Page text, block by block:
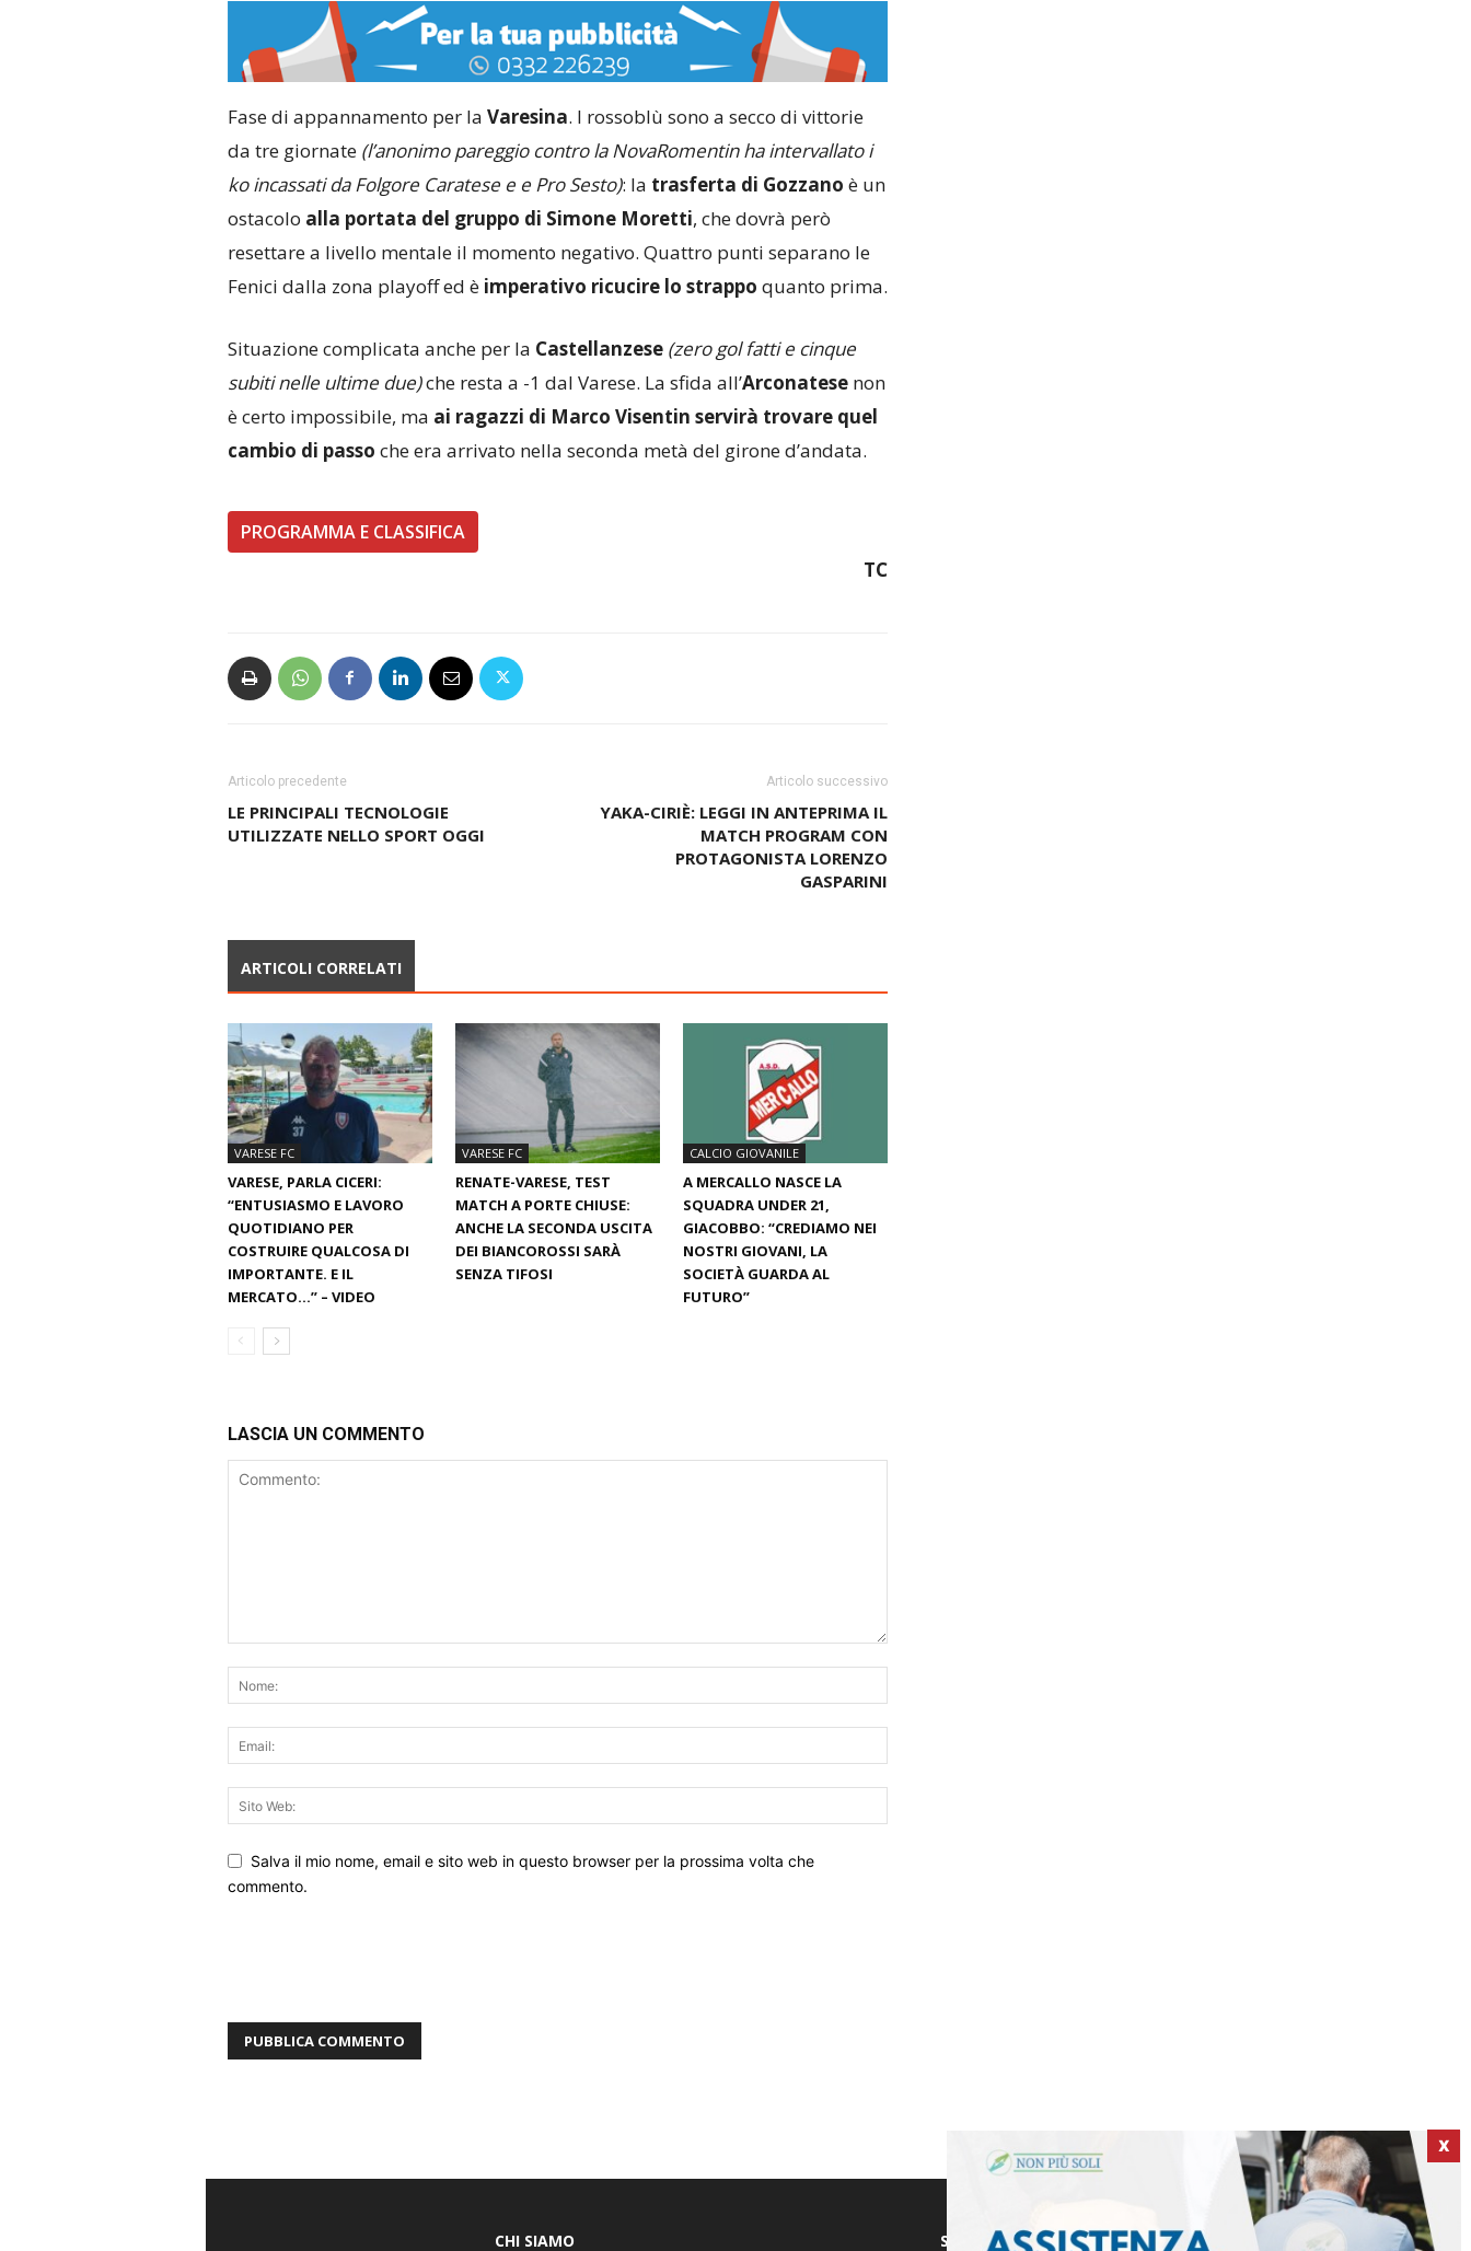
Fase di appannamento per la Varesina. I rossoblù sono a secco di vittorie
da tre giornate (l’anonimo pareggio contro la NovaRomentin ha intervallato i
ko incassati da Folgore Caratese e e Pro Sesto): la trasferta di Gozzano è un
ostacolo alla portata del gruppo di Simone Moretti, che dovrà però
resettare a livello mentale il momento negativo. Quattro punti separano le
Fenici dalla zona playoff ed è imperativo ricucire lo strappo quanto prima.
Situazione complicata anche per la Castellanzese (zero gol fatti e cinque
subiti nelle ultime due)che resta a -1 dal Varese. La sfida all’Arconatesenon
è certo impossibile, ma ai ragazzi di Marco Visentin servirà trovare quel
cambio di passo che era arrivato nella seconda metà del girone d’andata.
PROGRAMMA E CLASSIFICA
TC
Articolo precedente
LE PRINCIPALI TECNOLOGIE
UTILIZZATE NELLO SPORT OGGI
Articolo successivo
YAKA-CIRIÈ: LEGGI IN ANTEPRIMA IL
MATCH PROGRAM CON
PROTAGONISTA LORENZO
GASPARINI
ARTICOLI CORRELATI
VARESE FC
VARESE, PARLA CICERI:
“ENTUSIASMO E LAVORO
QUOTIDIANO PER
COSTRUIRE QUALCOSA DI
IMPORTANTE. E IL
MERCATO…” – VIDEO
VARESE FC
RENATE-VARESE, TEST
MATCH A PORTE CHIUSE:
ANCHE LA SECONDA USCITA
DEI BIANCOROSSI SARÀ
SENZA TIFOSI
CALCIO GIOVANILE
A MERCALLO NASCE LA
SQUADRA UNDER 21,
GIACOBBO: “CREDIAMO NEI
NOSTRI GIOVANI, LA
SOCIETÀ GUARDA AL
FUTURO”
LASCIA UN COMMENTO
Salva il mio nome, email e sito web in questo browser per la prossima volta che
commento.
X
CHI SIAMO SEGUICI